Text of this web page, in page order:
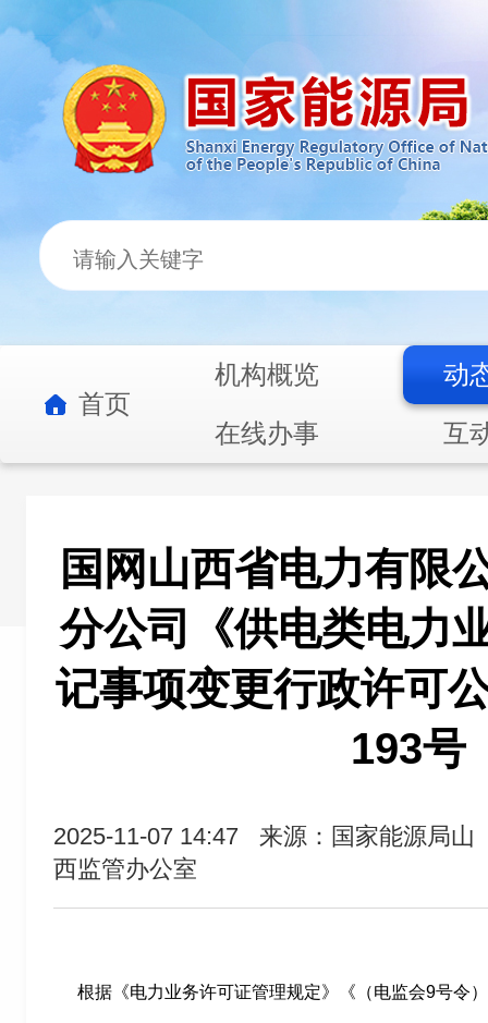
首页
机构概览
动
在线办事
互
国网山西省电力有限
分公司《供电类电力
记事项变更行政许可
193号
2025-11-07 14:47
来源：国家能源局山
西监管办公室
根据《电力业务许可证管理规定》《（电监会9号令